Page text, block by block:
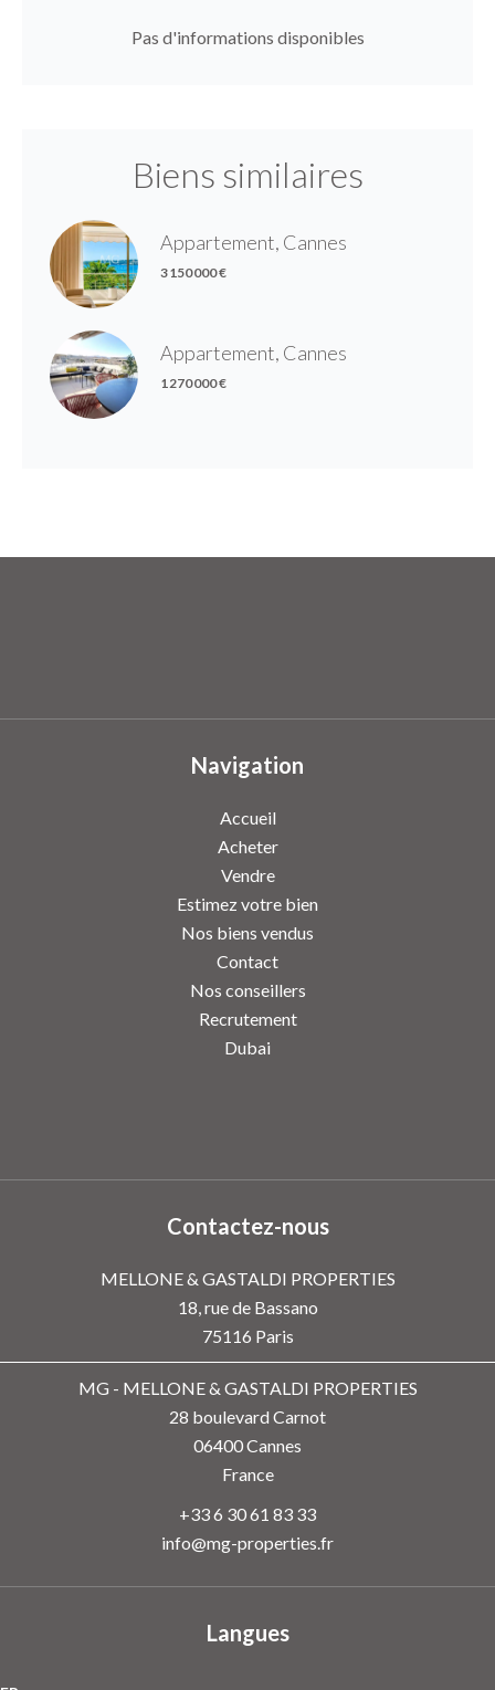
Pas d'informations disponibles
Biens similaires
Appartement, Cannes
3 150 000 €
Appartement, Cannes
1 270 000 €
Navigation
Accueil
Acheter
Vendre
Estimez votre bien
Nos biens vendus
Contact
Nos conseillers
Recrutement
Dubai
Contactez-nous
MELLONE & GASTALDI PROPERTIES
18, rue de Bassano
75116 Paris
MG - MELLONE & GASTALDI PROPERTIES
28 boulevard Carnot
06400Cannes
France
+33 6 30 61 83 33
info@mg-properties.fr
Langues